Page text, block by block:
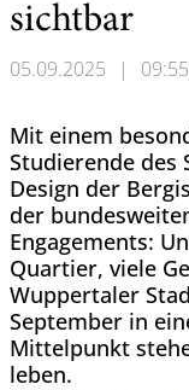
sichtbar
05.09.2025 |
Mit einem
Studierende des
Design der
der
Engagements:
Quartier, viele
Wuppertaler
September in
Mittelpunkt
leben.